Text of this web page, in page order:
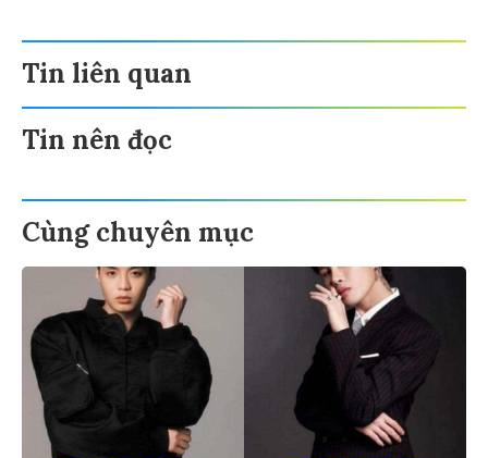
Tin liên quan
Tin nên đọc
Cùng chuyên mục